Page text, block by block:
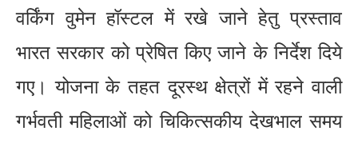
वर्किंग वुमेन हॉस्टल में रखे जाने हेतु प्रस्ताव
भारत सरकार को प्रेषित किए जाने के निर्देश दिये
गए। योजना के तहत दूरस्थ क्षेत्रों में रहने वाली
गर्भवती महिलाओं को चिकित्सकीय देखभाल समय